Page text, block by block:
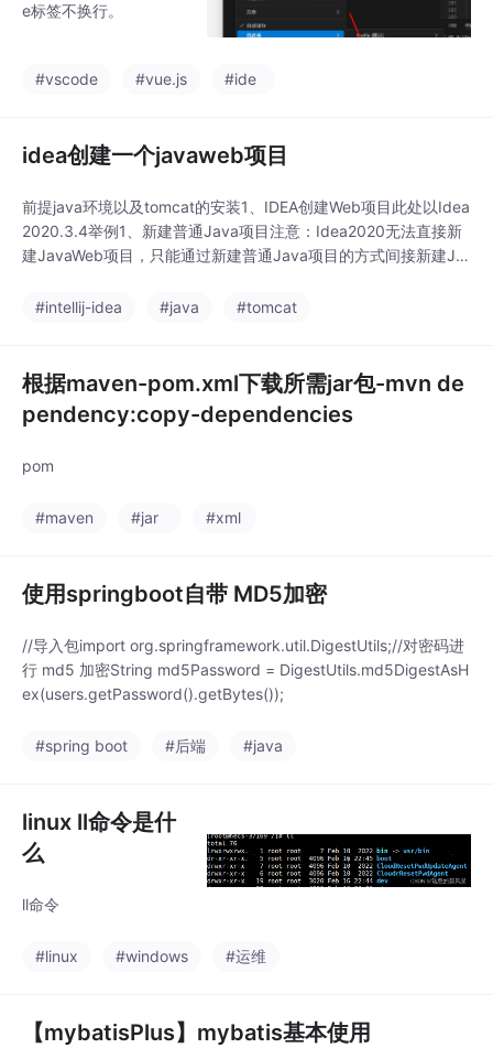
e标签不换行。
#vscode #vue.js #ide
idea创建一个javaweb项目
前提java环境以及tomcat的安装1、IDEA创建Web项目此处以Idea
2020.3.4举例1、新建普通Java项目注意：Idea2020无法直接新
建JavaWeb项目，只能通过新建普通Java项目的方式间接新建Ja
修改普通Java项目为JavaWeb项目项目根目录->右键->Add Fra
#intellij-idea #java #tomcat
根据maven-pom.xml下载所需jar包-mvn de
pendency:copy-dependencies
pom
#maven #jar #xml
使用springboot自带 MD5加密
//导入包import org.springframework.util.DigestUtils;//对密码进
行 md5 加密String md5Password = DigestUtils.md5DigestAsH
ex(users.getPassword().getBytes());
#spring boot #后端 #java
linux ll命令是什
么
ll命令
#linux #windows #运维
【mybatisPlus】mybatis基本使用